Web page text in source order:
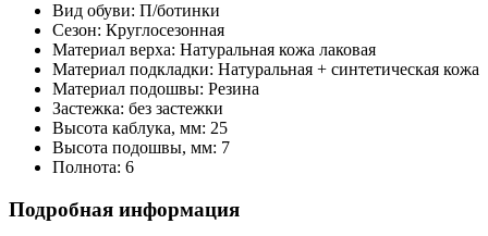
Вид обуви: П/ботинки
Сезон: Круглосезонная
Материал верха: Натуральная кожа лаковая
Материал подкладки: Натуральная + синтетическая кожа
Материал подошвы: Резина
Застежка: без застежки
Высота каблука, мм: 25
Высота подошвы, мм: 7
Полнота: 6
Подробная информация